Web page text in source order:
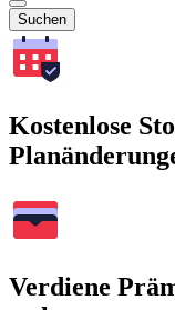
Suchen
Kostenlose
Verdiene